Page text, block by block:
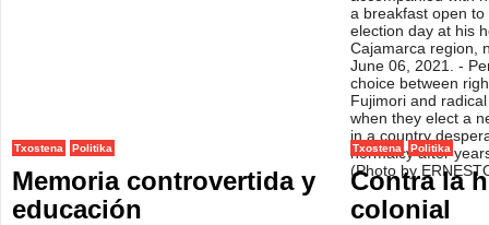
Txostena Politika
Memoria controvertida y
educación
Txostena Politika
Contra la
colonial